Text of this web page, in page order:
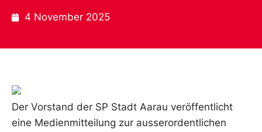
4 November 2025
Der Vorstand der SP Stadt Aarau veröffentlicht
eine Medienmitteilung zur ausserordentlichen